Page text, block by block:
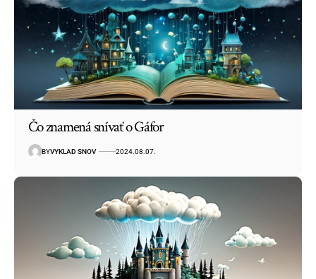
Čo znamená snívať o Gáfor
BYVYKLAD SNOV 2024.08.07.